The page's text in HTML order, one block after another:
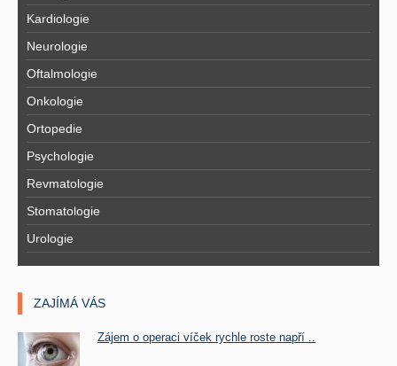
Kardiologie
Neurologie
Oftalmologie
Onkologie
Ortopedie
Psychologie
Revmatologie
Stomatologie
Urologie
ZAJÍMÁ VÁS
Zájem o operaci víček rychle roste napří ..